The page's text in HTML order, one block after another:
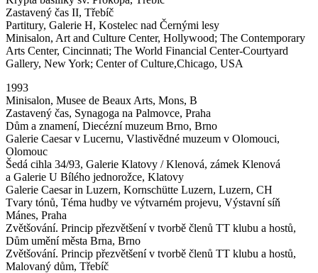
Zastavený čas II, Třebíč
Partitury, Galerie H, Kostelec nad Černými lesy
Minisalon, Art and Culture Center, Hollywood; The Contemporary
Arts Center, Cincinnati; The World Financial Center-Courtyard
Gallery, New York; Center of Culture,Chicago, USA
1993
Minisalon, Musee de Beaux Arts, Mons, B
Zastavený čas, Synagoga na Palmovce, Praha
Dům a znamení, Diecézní muzeum Brno, Brno
Galerie Caesar v Lucernu, Vlastivědné muzeum v Olomouci,
Olomouc
Šedá cihla 34/93, Galerie Klatovy / Klenová, zámek Klenová
a Galerie U Bílého jednorožce, Klatovy
Galerie Caesar in Luzern, Kornschütte Luzern, Luzern, CH
Tvary tónů, Téma hudby ve výtvarném projevu, Výstavní síň
Mánes, Praha
Zvětšování. Princip přezvětšení v tvorbě členů TT klubu a hostů,
Dům umění města Brna, Brno
Zvětšování. Princip přezvětšení v tvorbě členů TT klubu a hostů,
Malovaný dům, Třebíč